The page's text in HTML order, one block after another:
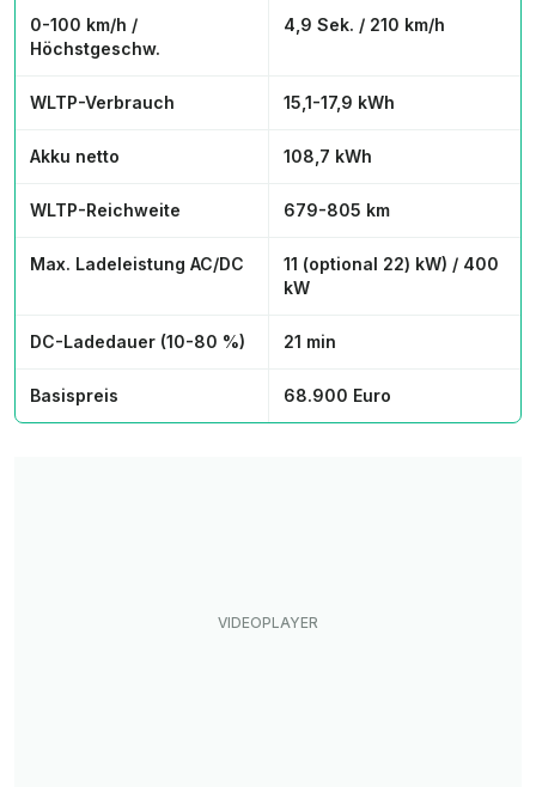
0-100 km/h /
Höchstgeschw.
4,9 Sek. / 210 km/h
WLTP-Verbrauch 15,1-17,9 kWh
Akku netto 108,7 kWh
WLTP-Reichweite 679-805 km
Max. Ladeleistung AC/DC
11 (optional 22) kW) / 400
kW
DC-Ladedauer (10-80 %) 21 min
Basispreis 68.900 Euro